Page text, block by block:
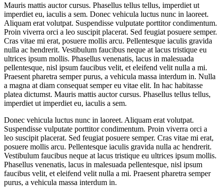
Mauris mattis auctor cursus. Phasellus tellus tellus, imperdiet ut
imperdiet eu, iaculis a sem. Donec vehicula luctus nunc in laoreet.
Aliquam erat volutpat. Suspendisse vulputate porttitor condimentum.
Proin viverra orci a leo suscipit placerat. Sed feugiat posuere semper.
Cras vitae mi erat, posuere mollis arcu. Pellentesque iaculis gravida
nulla ac hendrerit. Vestibulum faucibus neque at lacus tristique eu
ultrices ipsum mollis. Phasellus venenatis, lacus in malesuada
pellentesque, nisl ipsum faucibus velit, et eleifend velit nulla a mi.
Praesent pharetra semper purus, a vehicula massa interdum in. Nulla
a magna at diam consequat semper eu vitae elit. In hac habitasse
platea dictumst. Mauris mattis auctor cursus. Phasellus tellus tellus,
imperdiet ut imperdiet eu, iaculis a sem.
Donec vehicula luctus nunc in laoreet. Aliquam erat volutpat.
Suspendisse vulputate porttitor condimentum. Proin viverra orci a
leo suscipit placerat. Sed feugiat posuere semper. Cras vitae mi erat,
posuere mollis arcu. Pellentesque iaculis gravida nulla ac hendrerit.
Vestibulum faucibus neque at lacus tristique eu ultrices ipsum mollis.
Phasellus venenatis, lacus in malesuada pellentesque, nisl ipsum
faucibus velit, et eleifend velit nulla a mi. Praesent pharetra semper
purus, a vehicula massa interdum in.